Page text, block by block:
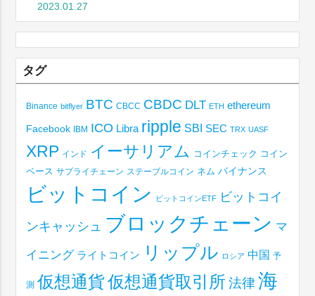
2023.01.27
タグ
Binance bitflyer BTC CBCC CBDC DLT ETH ethereum
Facebook IBM ICO Libra ripple SBI SEC TRX UASF
XRP インド イーサリアム コインチェック コイン
ベース サプライチェーン ステーブルコイン ネム バイナンス
ビットコイン ビットコインETF ビットコイ
ンキャッシュ ブロックチェーン マ
イニング ライトコイン リップル ロシア 中国 予
測 仮想通貨仮想通貨取引所 法律 海